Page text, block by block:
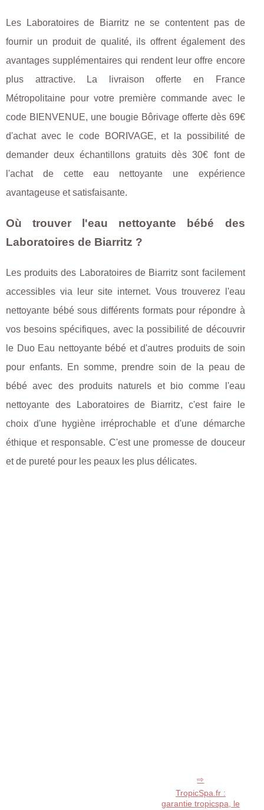
Les Laboratoires de Biarritz ne se contentent pas de
fournir un produit de qualité, ils offrent également des
avantages supplémentaires qui rendent leur offre encore
plus attractive. La livraison offerte en France
Métropolitaine pour votre première commande avec le
code BIENVENUE, une bougie Bôrivage offerte dès 69€
d'achat avec le code BORIVAGE, et la possibilité de
demander deux échantillons gratuits dès 30€ font de
l'achat de cette eau nettoyante une expérience
avantageuse et satisfaisante.
Où trouver l'eau nettoyante bébé des
Laboratoires de Biarritz ?
Les produits des Laboratoires de Biarritz sont facilement
accessibles via leur site internet. Vous trouverez l'eau
nettoyante bébé sous différents formats pour répondre à
vos besoins spécifiques, avec la possibilité de découvrir
le Duo Eau nettoyante bébé et d'autres produits de soin
pour enfants. En somme, prendre soin de la peau de
bébé avec des produits naturels et bio comme l'eau
nettoyante des Laboratoires de Biarritz, c'est faire le
choix d'une hygiène irréprochable et d'une démarche
éthique et responsable. C'est une promesse de douceur
et de pureté pour les peaux les plus délicates.
TropicSpa.fr :
garantie tropicspa, le